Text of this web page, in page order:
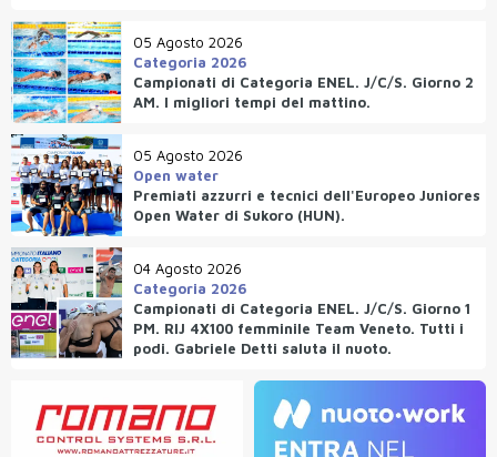
05 Agosto 2026
Categoria 2026
Campionati di Categoria ENEL. J/C/S. Giorno 2
AM. I migliori tempi del mattino.
05 Agosto 2026
Open water
Premiati azzurri e tecnici dell'Europeo Juniores
Open Water di Sukoro (HUN).
04 Agosto 2026
Categoria 2026
Campionati di Categoria ENEL. J/C/S. Giorno 1
PM. RIJ 4X100 femminile Team Veneto. Tutti i
podi. Gabriele Detti saluta il nuoto.